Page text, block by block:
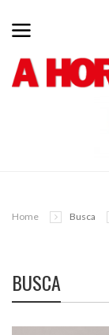
Home Busca
BUSCA